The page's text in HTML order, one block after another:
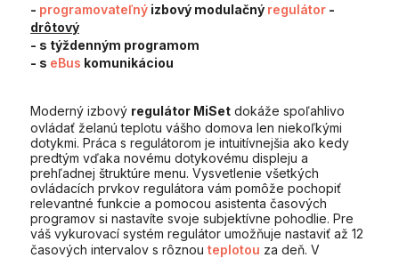
- programovateľný izbový modulačný regulátor -
drôtový
- s týždenným programom
- s eBus komunikáciou
Moderný izbový regulátor MiSet dokáže spoľahlivo
ovládať želanú teplotu vášho domova len niekoľkými
dotykmi. Práca s regulátorom je intuitívnejšia ako kedy
predtým vďaka novému dotykovému displeju a
prehľadnej štruktúre menu. Vysvetlenie všetkých
ovládacích prvkov regulátora vám pomôže pochopiť
relevantné funkcie a pomocou asistenta časových
programov si nastavíte svoje subjektívne pohodlie. Pre
váš vykurovací systém regulátor umožňuje nastaviť až 12
časových intervalov s rôznou teplotou za deň. V